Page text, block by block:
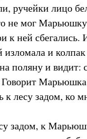
ручейки лицо
не мог Марьюшку
к ней
и
поляну и видит:
Говорит
к лесу задом, ко
задом, к